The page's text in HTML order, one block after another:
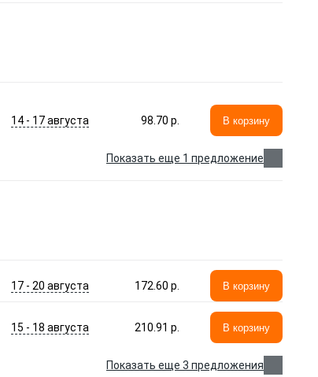
14 - 17 августа 98.70 p. В корзину
Показать еще 1 предложение
17 - 20 августа 172.60 p. В корзину
15 - 18 августа 210.91 p. В корзину
Показать еще 3 предложения